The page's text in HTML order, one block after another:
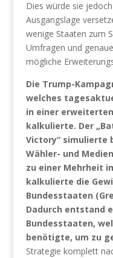
Dies würde sie
Ausgangslage
wenige Staaten zum
Umfragen und
mögliche
Die Trump-
welches
in einer
kalkulierte. Der
Victory“ simulierte
Wähler- und
zu einer Mehrheit
kalkulierte die
Bundesstaaten
Dadurch entstand
Bundesstaaten,
benötigte, um zu
Strategie komplett